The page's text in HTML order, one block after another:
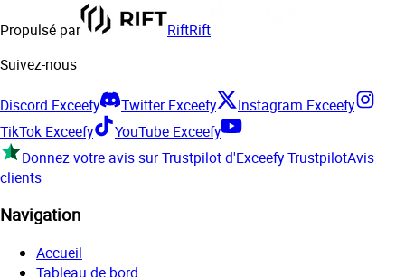
Propulsé par RiftRift
Suivez-nous
Discord Exceefy Twitter Exceefy
Instagram Exceefy
TikTok Exceefy
YouTube Exceefy
Donnez votre avis sur Trustpilot d'ExceefyTrustpilotAvis
clients
Navigation
Accueil
Tableau de bord